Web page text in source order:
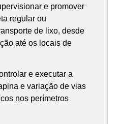
e promover
regular ou
de lixo, desde
até os locais de
e executar a
e variação de vias
nos perímetros